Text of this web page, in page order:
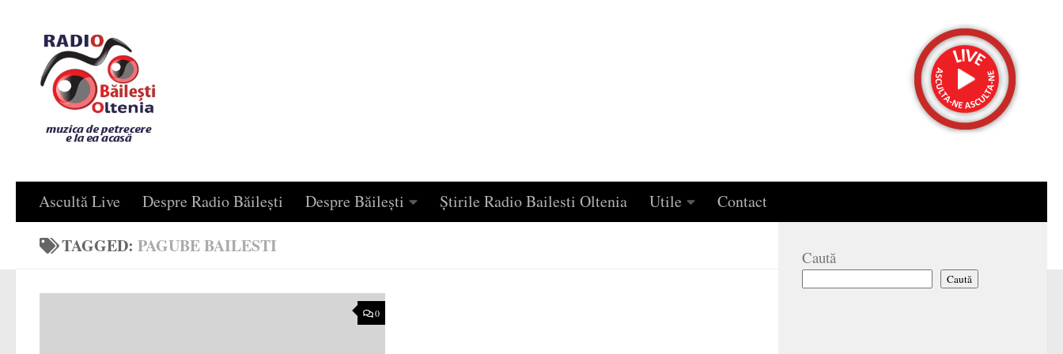
Ascultă Live Despre Radio Băilești Despre Băilești Știrile Radio Bailesti Oltenia Utile Contact
TAGGED: PAGUBE BAILESTI
0
Caută
Caută